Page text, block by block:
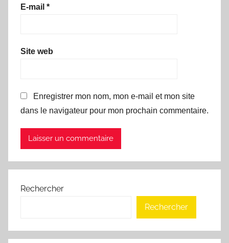
E-mail *
Site web
Enregistrer mon nom, mon e-mail et mon site
dans le navigateur pour mon prochain commentaire.
Rechercher
Rechercher